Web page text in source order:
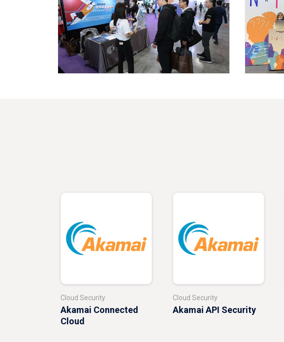
Cloud Security
Akamai Connected
Cloud
Cloud Security
Akamai API Security